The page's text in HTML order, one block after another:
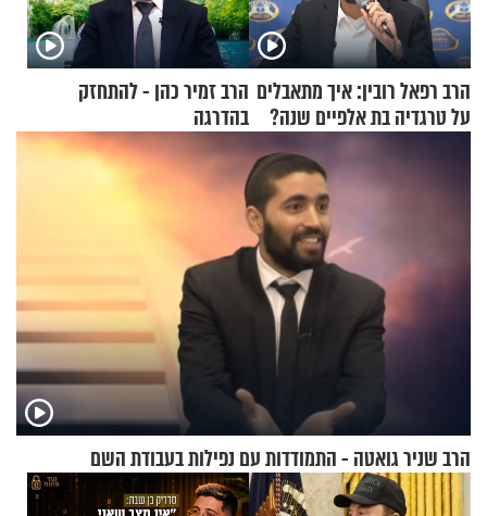
הרב רפאל רובין: איך מתאבלים
על טרגדיה בת אלפיים שנה?
הרב זמיר כהן - להתחזק
בהדרגה
הרב שניר גואטה - התמודדות עם נפילות בעבודת השם